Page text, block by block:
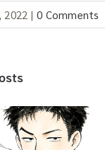
2022 | 0 Comments